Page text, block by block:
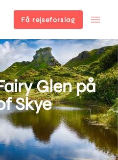
Få rejseforslag
Glen på
Skye